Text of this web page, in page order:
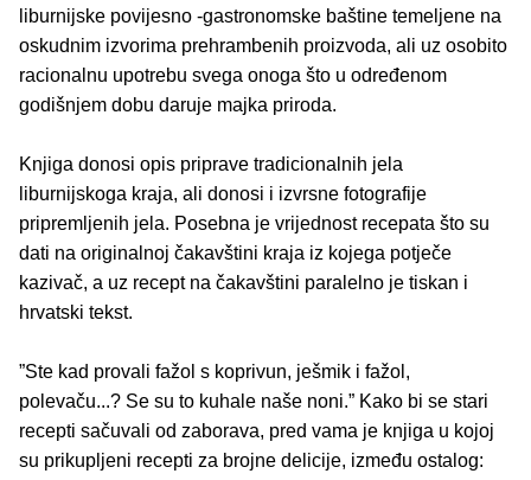
liburnijske povijesno -gastronomske baštine temeljene na
oskudnim izvorima prehrambenih proizvoda, ali uz osobito
racionalnu upotrebu svega onoga što u određenom
godišnjem dobu daruje majka priroda.
Knjiga donosi opis priprave tradicionalnih jela
liburnijskoga kraja, ali donosi i izvrsne fotografije
pripremljenih jela. Posebna je vrijednost recepata što su
dati na originalnoj čakavštini kraja iz kojega potječe
kazivač, a uz recept na čakavštini paralelno je tiskan i
hrvatski tekst.
”Ste kad provali fažol s koprivun, ješmik i fažol,
polevaču...? Se su to kuhale naše noni.” Kako bi se stari
recepti sačuvali od zaborava, pred vama je knjiga u kojoj
su prikupljeni recepti za brojne delicije, između ostalog: